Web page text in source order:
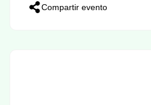
Compartir evento